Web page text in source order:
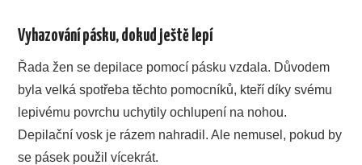
Vyhazování pásku, dokud ještě lepí
Řada žen se depilace pomocí pásku vzdala. Důvodem
byla velká spotřeba těchto pomocníků, kteří díky svému
lepivému povrchu uchytily ochlupení na nohou.
Depilační vosk je rázem nahradil. Ale nemusel, pokud by
se pásek použil vícekrát.